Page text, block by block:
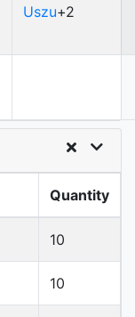
Uszu+2
Quantity
10
10